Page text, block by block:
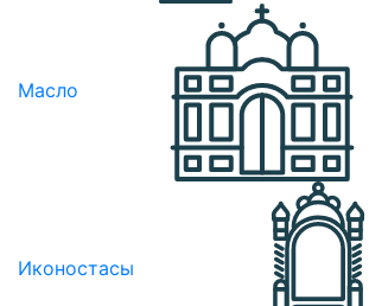
Масло
Иконостасы